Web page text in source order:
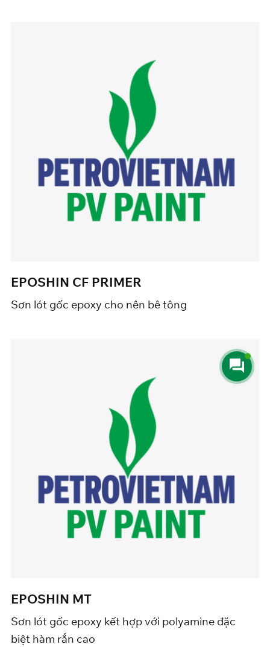
EPOSHIN CF PRIMER
Sơn lót gốc epoxy cho nên bê tông
EPOSHIN MT
Sơn lót gốc epoxy kết hợp với polyamine đặc
biệt hàm rắn cao